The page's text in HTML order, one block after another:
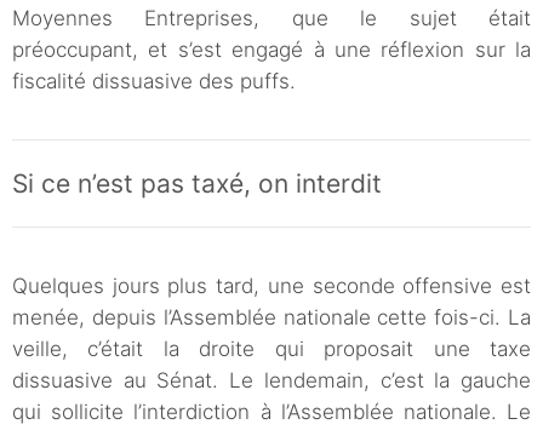
Moyennes Entreprises, que le sujet était
préoccupant, et s’est engagé à une réflexion sur la
fiscalité dissuasive des puffs.
Si ce n’est pas taxé, on interdit
Quelques jours plus tard, une seconde offensive est
menée, depuis l’Assemblée nationale cette fois-ci. La
veille, c’était la droite qui proposait une taxe
dissuasive au Sénat. Le lendemain, c’est la gauche
qui sollicite l’interdiction à l’Assemblée nationale. Le